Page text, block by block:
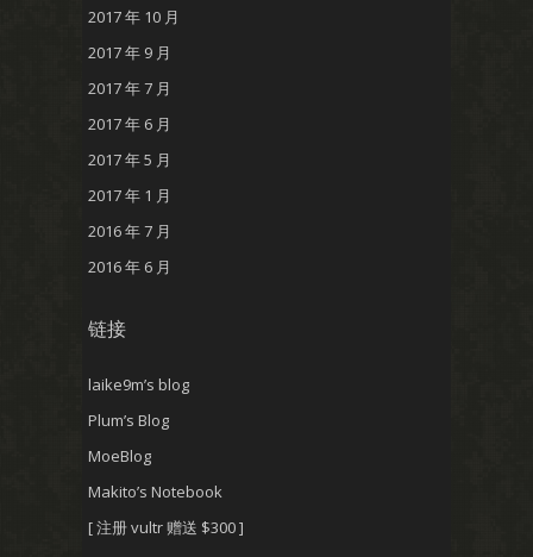
2017 年 10 月
2017 年 9 月
2017 年 7 月
2017 年 6 月
2017 年 5 月
2017 年 1 月
2016 年 7 月
2016 年 6 月
链接
laike9m’s blog
Plum’s Blog
MoeBlog
Makito’s Notebook
[ 注册 vultr 赠送 $300 ]